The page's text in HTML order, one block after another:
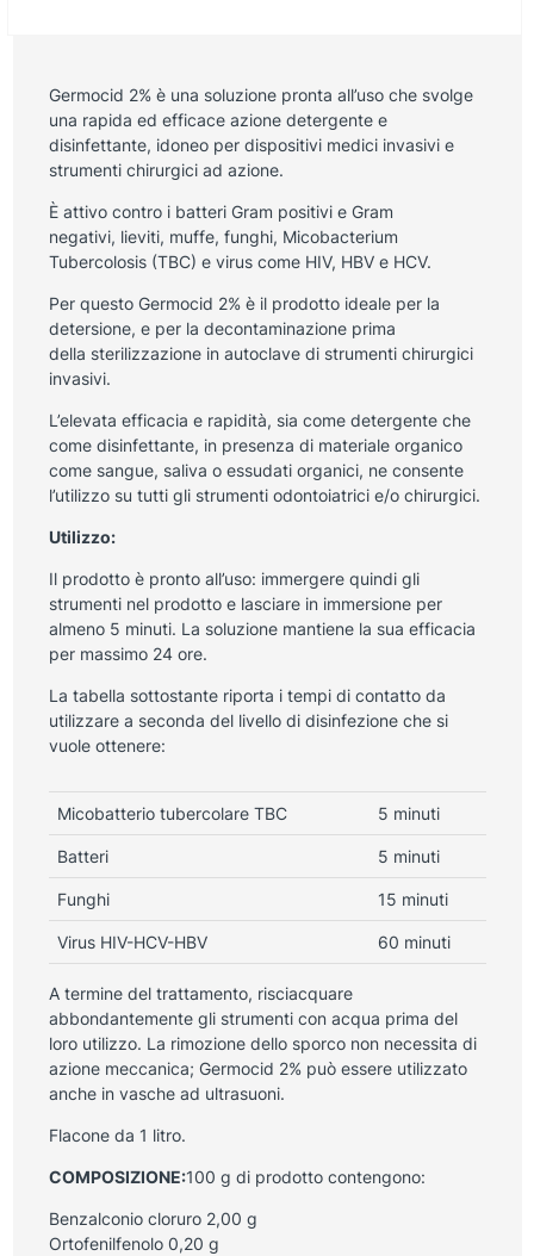
Germocid 2% è una soluzione pronta all’uso che svolge
una rapida ed efficace azione detergente e
disinfettante, idoneo per dispositivi medici invasivi e
strumenti chirurgici ad azione.
È attivo contro i batteri Gram positivi e Gram
negativi, lieviti, muffe, funghi, Micobacterium
Tubercolosis (TBC) e virus come HIV, HBV e HCV.
Per questo Germocid 2% è il prodotto ideale per la
detersione, e per la decontaminazione prima
della sterilizzazione in autoclave di strumenti chirurgici
invasivi.
L’elevata efficacia e rapidità, sia come detergente che
come disinfettante, in presenza di materiale organico
come sangue, saliva o essudati organici, ne consente
l’utilizzo su tutti gli strumenti odontoiatrici e/o chirurgici.
Utilizzo:
Il prodotto è pronto all’uso: immergere quindi gli
strumenti nel prodotto e lasciare in immersione per
almeno 5 minuti. La soluzione mantiene la sua efficacia
per massimo 24 ore.
La tabella sottostante riporta i tempi di contatto da
utilizzare a seconda del livello di disinfezione che si
vuole ottenere:
Micobatterio tubercolare TBC 5 minuti
Batteri 5 minuti
Funghi 15 minuti
Virus HIV-HCV-HBV 60 minuti
A termine del trattamento, risciacquare
abbondantemente gli strumenti con acqua prima del
loro utilizzo. La rimozione dello sporco non necessita di
azione meccanica; Germocid 2% può essere utilizzato
anche in vasche ad ultrasuoni.
Flacone da 1 litro.
COMPOSIZIONE:100 g di prodotto contengono:
Benzalconio cloruro 2,00 g
Ortofenilfenolo 0,20 g